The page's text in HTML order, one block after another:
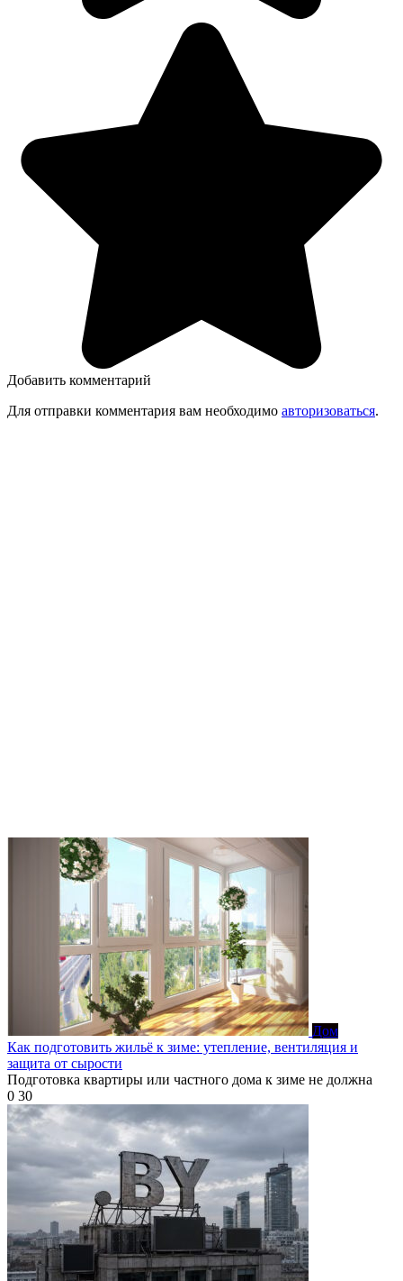
Добавить комментарий
Для отправки комментария вам необходимо авторизоваться.
Дом
Как подготовить жильё к зиме: утепление, вентиляция и
защита от сырости
Подготовка квартиры или частного дома к зиме не должна
0 30